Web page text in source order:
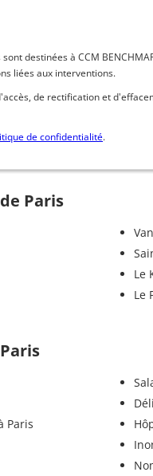
destinées à CCM
liées aux interventions.
de rectification et
de confidentialité.
Paris
Le
Le
Paris